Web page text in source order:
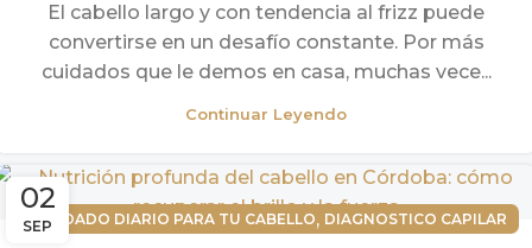
El cabello largo y con tendencia al frizz puede
convertirse en un desafío constante. Por más
cuidados que le demos en casa, muchas vece...
Continuar Leyendo
02
SEPCUIDADO DIARIO PARA TU CABELLO, DIAGNOSTICO CAPILAR